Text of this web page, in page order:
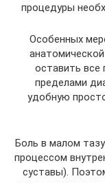
процедуры
Особенных
оставить
пределами
удобную
Боль в малом
процессом
суставы).